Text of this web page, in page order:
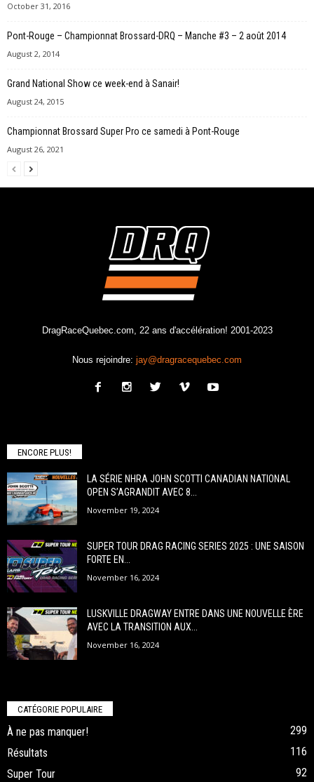
October 31, 2016
Pont-Rouge – Championnat Brossard-DRQ – Manche #3 – 2 août 2014
August 2, 2014
Grand National Show ce week-end à Sanair!
August 24, 2015
Championnat Brossard Super Pro ce samedi à Pont-Rouge
August 26, 2021
DragRaceQuebec.com, 22 ans d'accélération! 2001-2023
Nous rejoindre: jay@dragracequebec.com
ENCORE PLUS!
LA SÉRIE NHRA JOHN SCOTTI CANADIAN NATIONAL
OPEN S’AGRANDIT AVEC 8...
November 19, 2024
SUPER TOUR DRAG RACING SERIES 2025 : UNE SAISON
FORTE EN...
November 16, 2024
LUSKVILLE DRAGWAY ENTRE DANS UNE NOUVELLE ÈRE
AVEC LA TRANSITION AUX...
November 16, 2024
CATÉGORIE POPULAIRE
À ne pas manquer!
299
Résultats
116
Super Tour
92